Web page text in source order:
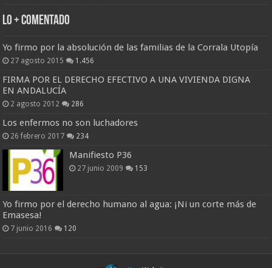
Lo + Comentado
Yo firmo por la absolución de las familias de la Corrala Utopía
27 agosto 2015 1.456
FIRMA POR EL DERECHO EFECTIVO A UNA VIVIENDA DIGNA
EN ANDALUCÍA
2 agosto 2012 286
Los enfermos no son luchadores
26 febrero 2017 234
Manifiesto P36
27 junio 2009 153
Yo firmo por el derecho humano al agua: ¡Ni un corte más de
Emasesa!
7 junio 2016 120